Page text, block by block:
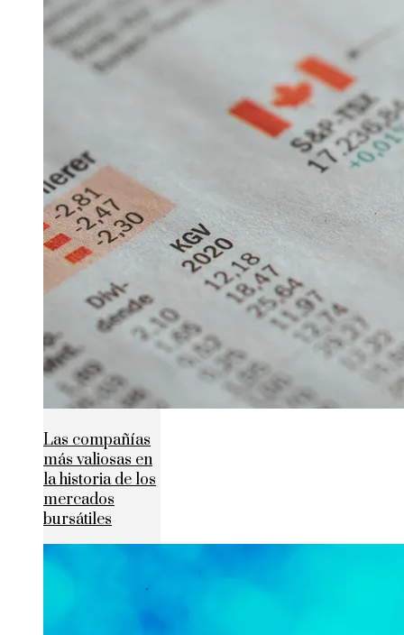
Las compañías
más valiosas en
la historia de los
mercados
bursátiles